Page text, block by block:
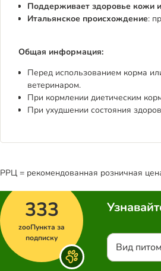
Поддерживает здоровье кожи
Итальянское происхождение:
Общая информация:
Перед использованием корма
ветеринаром.
При кормлении диетическим
При ухудшении состояния
РРЦ = рекомендованная розничная
333
zooПункта за
подписку
Вид